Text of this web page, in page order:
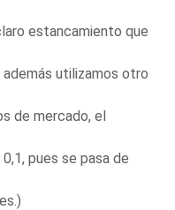
estancamiento que
utilizamos otro
de mercado, el
pues se pasa de